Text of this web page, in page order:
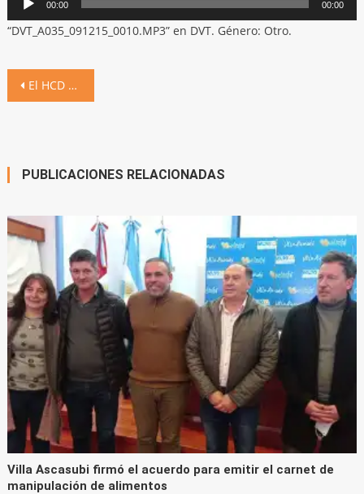
de
audio
00:00 00:00
“DVT_A035_091215_0010.MP3” en DVT. Género: Otro.
Navegación
El HCD aprobó siete ordenanzas
PUBLICACIONES RELACIONADAS
Villa Ascasubi firmó el acuerdo para emitir el carnet de
manipulación de alimentos